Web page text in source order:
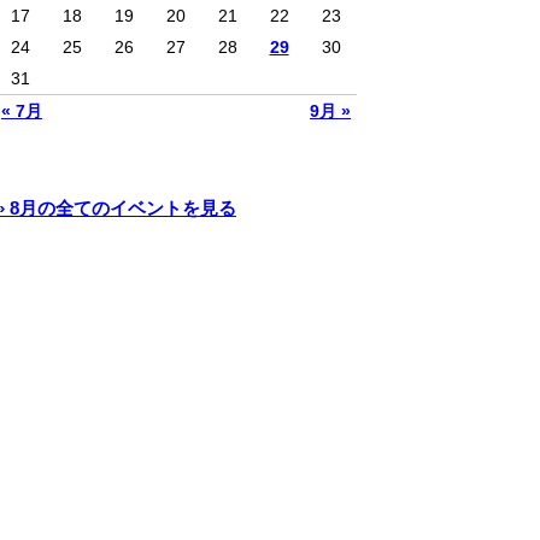
« 7月 9月 »
17 18 19 20 21 22
23
24
25 26 27 28 29
30
31
8月の全てのイベントを見る